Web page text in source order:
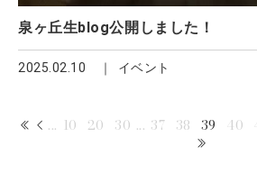
泉ヶ丘生blog公開しました！
2025.02.10 イベント
... 10 20 30 ... 37 38 39 40